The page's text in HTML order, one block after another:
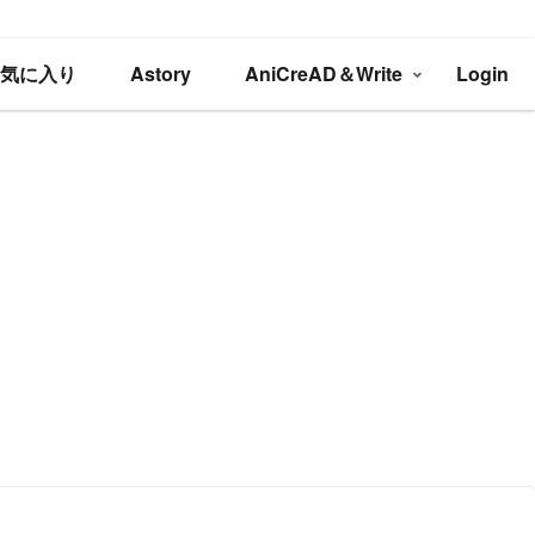
に入り Astory AniCreAD＆Write Login